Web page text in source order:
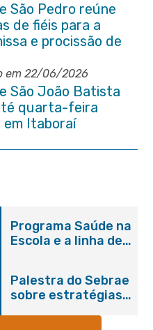
São Pedro reúne
de fiéis para a
e procissão de
e shows
em 22/06/2026
São João Batista
quarta-feira
Itaboraí
Programa Saúde na
Escola e a linha de
promovem
conscientização
sobre hanseníase
Palestra do Sebrae
sobre estratégias